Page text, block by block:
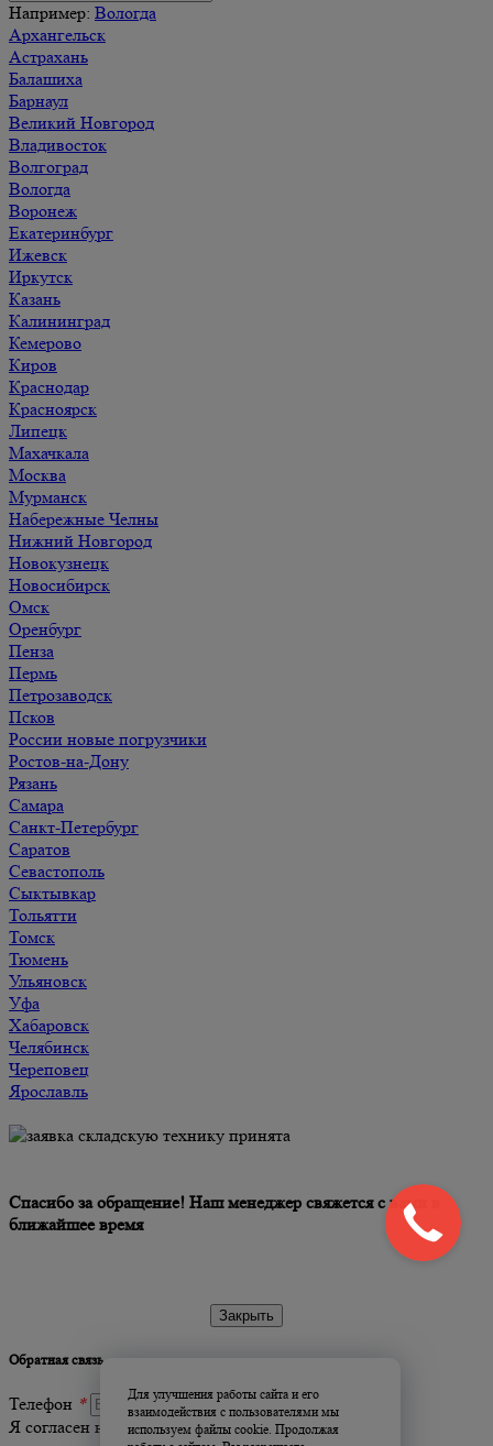
Например: Вологда
Архангельск
Астрахань
Балашиха
Барнаул
Великий Новгород
Владивосток
Волгоград
Вологда
Воронеж
Екатеринбург
Ижевск
Иркутск
Казань
Калининград
Кемерово
Киров
Краснодар
Красноярск
Липецк
Махачкала
Москва
Мурманск
Набережные Челны
Нижний Новгород
Новокузнецк
Новосибирск
Омск
Оренбург
Пенза
Пермь
Петрозаводск
Псков
России новые погрузчики
Ростов-на-Дону
Рязань
Самара
Санкт-Петербург
Саратов
Севастополь
Сыктывкар
Тольятти
Томск
Тюмень
Ульяновск
Уфа
Хабаровск
Челябинск
Череповец
Ярославль
Спасибо за обращение! Наш менеджер свяжется с вами в
ближайшее время
Обратная связь
Телефон *
Я согласен на обработкуперсональных данных
Для улучшения работы сайта и его
взаимодействия с пользователями мы
используем файлы cookie. Продолжая